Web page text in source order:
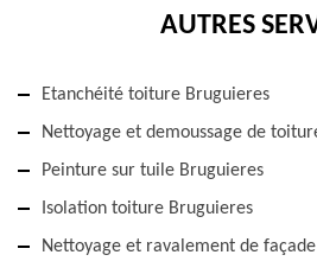
AUTRES
Etanchéité toiture Bruguieres
Nettoyage et demoussage de
Peinture sur tuile Bruguieres
Isolation toiture Bruguieres
Nettoyage et ravalement de